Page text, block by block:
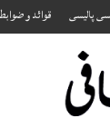
پالیسی قوائد و